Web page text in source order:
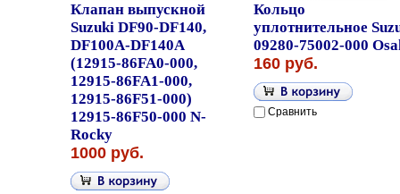
Клапан выпускной
Suzuki DF90-DF140,
DF100A-DF140A
(12915-86FA0-000,
12915-86FA1-000,
12915-86F51-000)
12915-86F50-000 N-
Rocky
1000 руб.
Кольцо
уплотнительное
09280-75002-000
160 руб.
Сравнить